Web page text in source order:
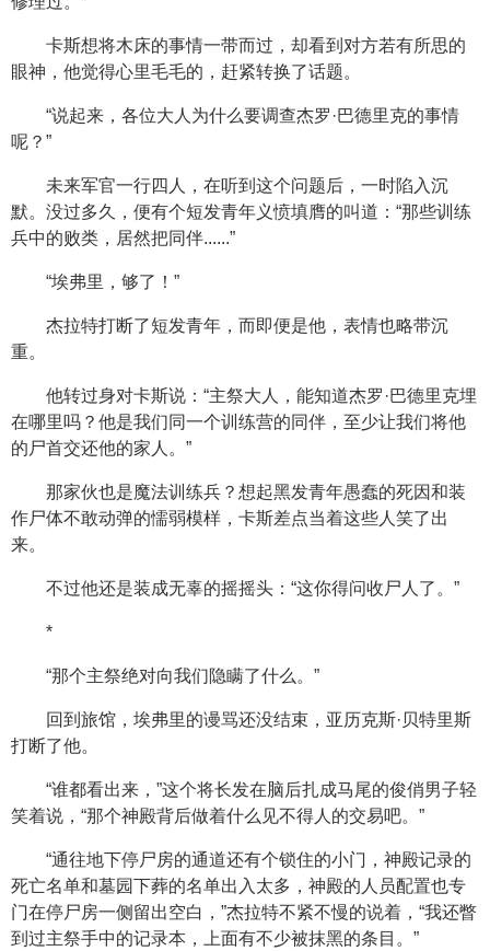
卡斯想将木床的事情一带而过，却看到对方若有所思的
眼神，他觉得心里毛毛的，赶紧转换了话题。
“说起来，各位大人为什么要调查杰罗·巴德里克的事情
呢？”
未来军官一行四人，在听到这个问题后，一时陷入沉
默。没过多久，便有个短发青年义愤填膺的叫道：“那些训练
兵中的败类，居然把同伴......”
“埃弗里，够了！”
杰拉特打断了短发青年，而即便是他，表情也略带沉
重。
他转过身对卡斯说：“主祭大人，能知道杰罗·巴德里克埋
在哪里吗？他是我们同一个训练营的同伴，至少让我们将他
的尸首交还他的家人。”
那家伙也是魔法训练兵？想起黑发青年愚蠢的死因和装
作尸体不敢动弹的懦弱模样，卡斯差点当着这些人笑了出
来。
不过他还是装成无辜的摇摇头：“这你得问收尸人了。”
*
“那个主祭绝对向我们隐瞒了什么。”
回到旅馆，埃弗里的谩骂还没结束，亚历克斯·贝特里斯
打断了他。
“谁都看出来，”这个将长发在脑后扎成马尾的俊俏男子轻
笑着说，“那个神殿背后做着什么见不得人的交易吧。”
“通往地下停尸房的通道还有个锁住的小门，神殿记录的
死亡名单和墓园下葬的名单出入太多，神殿的人员配置也专
门在停尸房一侧留出空白，”杰拉特不紧不慢的说着，“我还瞥
到过主祭手中的记录本，上面有不少被抹黑的条目。”